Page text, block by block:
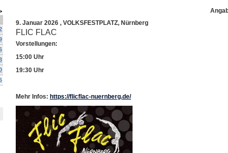
9. Januar 2026 , VOLKSFESTPLATZ, Nürnberg
FLIC FLAC
Vorstellungen:
15:00 Uhr
19:30 Uhr
Mehr Infos: https://flicflac-nuernberg.de/